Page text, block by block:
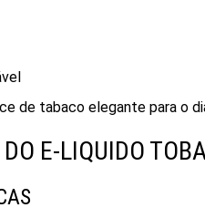
de tabaco elegante para o
E-LIQUIDO